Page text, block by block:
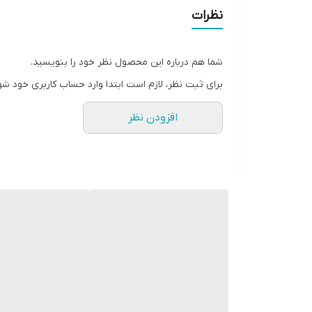
قابل استفاده برای بعد از شیو کردن
فاقد الکل
نظرات
شما هم درباره این محصول نظر خود را بنویسید.
برای ثبت نظر، لازم است ابتدا وارد حساب کاربری خود
افزودن نظر